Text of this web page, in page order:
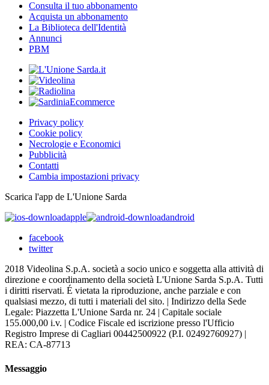
Consulta il tuo abbonamento
Acquista un abbonamento
La Biblioteca dell'Identità
Annunci
PBM
Privacy policy
Cookie policy
Necrologie e Economici
Pubblicità
Contatti
Cambia impostazioni privacy
Scarica l'app de L'Unione Sarda
apple
android
facebook
twitter
2018 Videolina S.p.A. società a socio unico e soggetta alla attività di
direzione e coordinamento della società L'Unione Sarda S.p.A. Tutti
i diritti riservati. É vietata la riproduzione, anche parziale e con
qualsiasi mezzo, di tutti i materiali del sito. | Indirizzo della Sede
Legale: Piazzetta L'Unione Sarda nr. 24 | Capitale sociale
155.000,00 i.v. | Codice Fiscale ed iscrizione presso l'Ufficio
Registro Imprese di Cagliari 00442500922 (P.I. 02492760927) |
REA: CA-87713
Messaggio